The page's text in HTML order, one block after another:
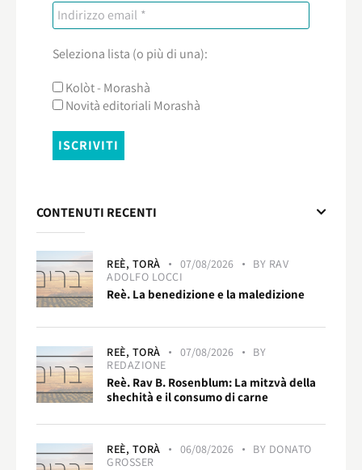
Seleziona lista (o più di una):
Kolòt - Morashà
Novità editoriali Morashà
CONTENUTI RECENTI
REÈ, TORÀ 07/08/2026 BY RAV
ADOLFO LOCCI
Reè. La benedizione e la maledizione
REÈ, TORÀ 07/08/2026
BY
REDAZIONE
Reè. Rav B. Rosenblum: La mitzvà della
shechità e il consumo di carne
REÈ, TORÀ 06/08/2026 BY DONATO
GROSSER